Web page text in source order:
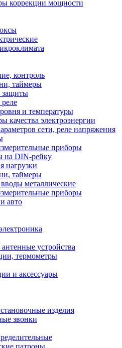
коррекции мощности
контроль
таймеры
защиты
и температуры
качества электроэнергии
сети, реле напряжения
приборы
на DIN-рейку
нагрузки
таймеры
металлические
приборы
авто
устройства
термометры
и аксессуары
изделия
звонки
патроны